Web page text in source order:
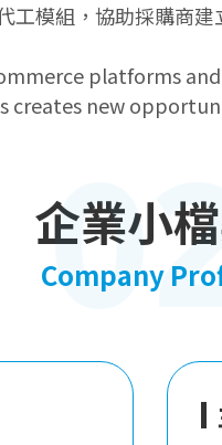
模組，協助採購商
platforms
new
企業小
Company